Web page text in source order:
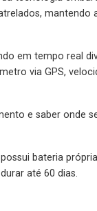
mantendo
em tempo real
via GPS,
e saber onde se
bateria
até 60 dias.